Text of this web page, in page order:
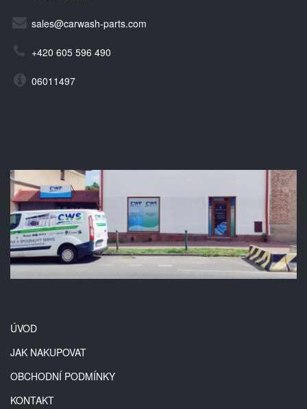
sales@carwash-parts.com
+420 605 596 490
06011497
ÚVOD
JAK NAKUPOVAT
OBCHODNÍ PODMÍNKY
KONTAKT